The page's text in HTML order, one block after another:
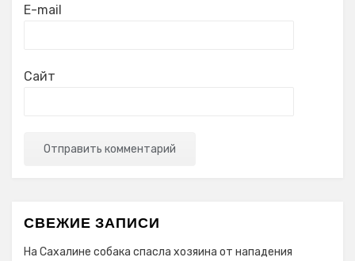
E-mail
Сайт
СВЕЖИЕ ЗАПИСИ
На Сахалине собака спасла хозяина от нападения